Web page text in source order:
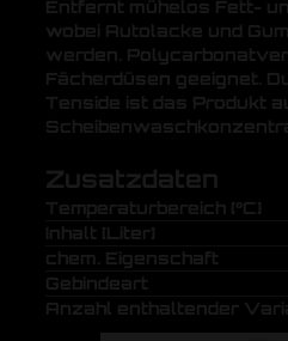
Entfernt mühelos Fett-
wobei Autolacke und
werden.
Fächerdüsen geeignet.
Tenside ist das Produkt
Zusatzdaten
Temperaturbereich [°C]
Inhalt [Liter]
chem. Eigenschaft
Gebindeart
Anzahl enthaltender